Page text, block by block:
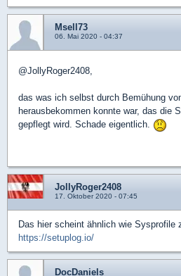
Msell73
06. Mai 2020 - 04:37
@JollyRoger2408,
das was ich selbst durch Bemühung
herausbekommen konnte war, das die
gepflegt wird. Schade eigentlich.
JollyRoger2408
17. Oktober 2020 - 07:45
Das hier scheint ähnlich wie Sysprofile
https://setuplog.io/
DocDaniels